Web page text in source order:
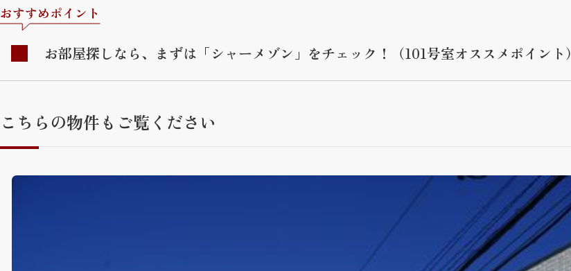
おすすめポイント
お部屋探しなら、まずは「シャーメゾン」をチェック！（101号室オススメポイント）
こちらの物件もご覧ください